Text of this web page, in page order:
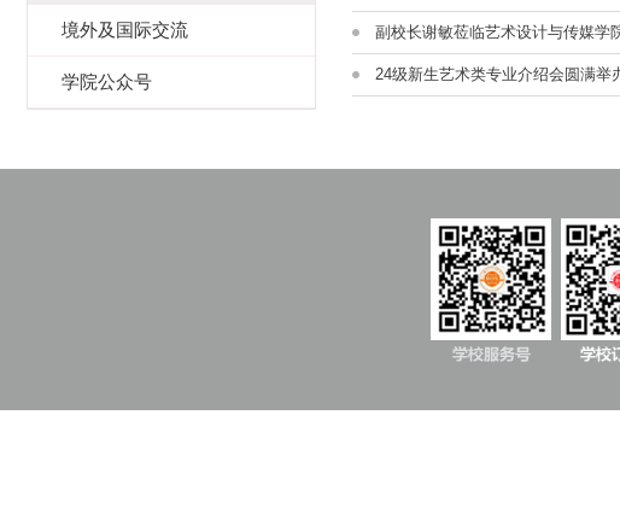
境外及国际交流
学院公众号
副校长谢敏莅临艺术设计与传媒学
24级新生艺术类专业介绍会圆满举